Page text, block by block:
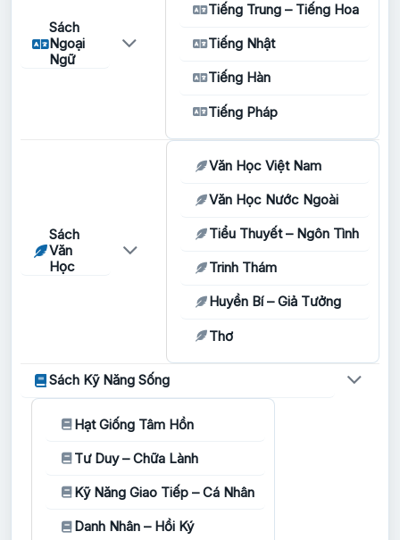
Sách
Ngoại
Ngữ
Tiếng Trung – Tiếng Hoa
Tiếng Nhật
Tiếng Hàn
Tiếng Pháp
Sách
Văn
Học
Văn Học Việt Nam
Văn Học Nước Ngoài
Tiểu Thuyết – Ngôn Tình
Trinh Thám
Huyền Bí – Giả Tưởng
Thơ
Sách Kỹ Năng Sống
Hạt Giống Tâm Hồn
Tư Duy – Chữa Lành
Kỹ Năng Giao Tiếp – Cá Nhân
Danh Nhân – Hồi Ký